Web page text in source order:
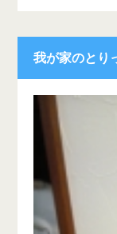
我が家のと